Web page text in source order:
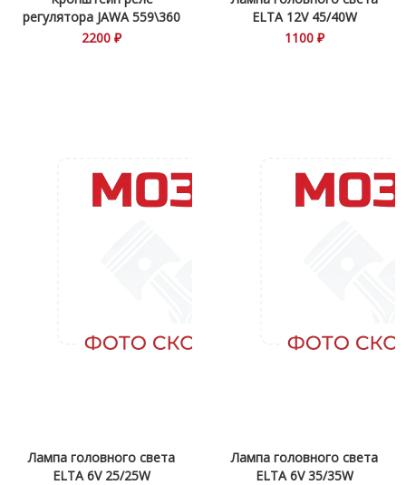
регулятора JAWA 559\360
2200 ₽
ELTA 12V 45/40W
1100 ₽
Лампа головного света
ELTA 6V 25/25W
Лампа головного света
ELTA 6V 35/35W